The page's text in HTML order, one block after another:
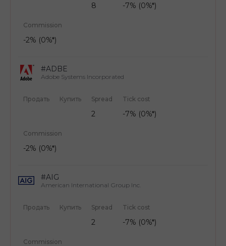
8 -7% (0%*)
Commission
-2% (0%*)
#ADBE
Adobe Systems Incorporated
Продать Купить Spread
2
Tick cost
-7% (0%*)
Commission
-2% (0%*)
#AIG
American International Group Inc.
Продать Купить Spread
2
Tick cost
-7% (0%*)
Commission